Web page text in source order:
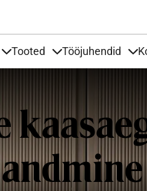
Tooted Tööjuhendid